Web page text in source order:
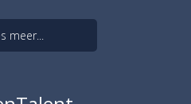
meer...